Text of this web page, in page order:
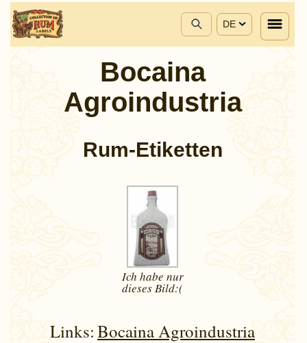
DE
Bocaina
Agroindustria
Rum-Etiketten
Ich habe nur
diesesBild:(
Links:Bocaina Agroindustria